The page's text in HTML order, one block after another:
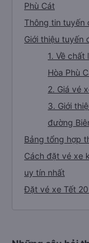
Phù Cát
Thông tin tuyến
Giới thiệu tuyến
1. Về chất
Hòa Phù
2. Giá vé
3. Giới
đường
Bảng tổng hợp
Cách đặt vé xe
uy tín nhất
Đặt vé xe Tết